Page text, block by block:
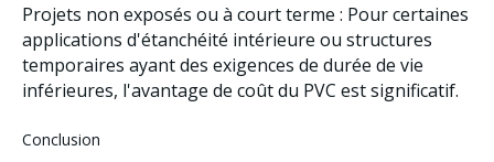
Projets non exposés ou à court terme : Pour certaines
applications d'étanchéité intérieure ou structures
temporaires ayant des exigences de durée de vie
inférieures, l'avantage de coût du PVC est significatif.
Conclusion